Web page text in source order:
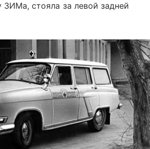
ЗИМа, стояла за левой задней